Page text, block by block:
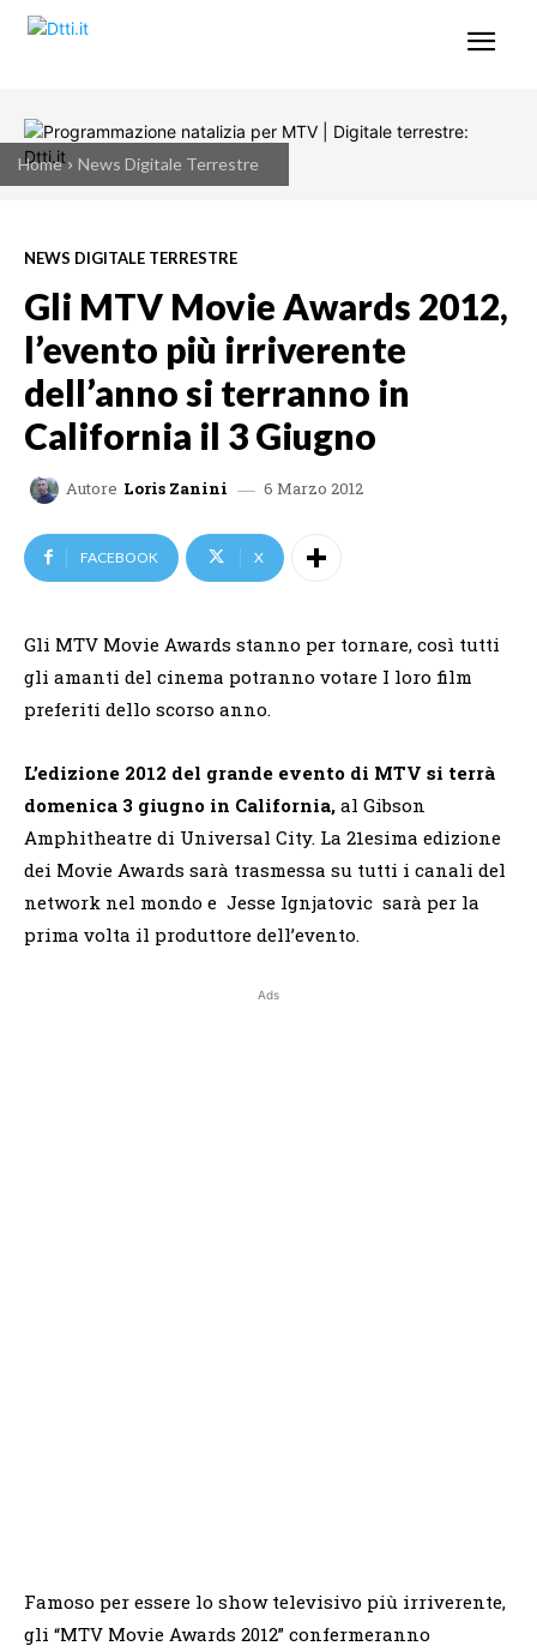
Home News Digitale Terrestre
NEWS DIGITALE TERRESTRE
Gli MTV Movie Awards 2012,
l’evento più irriverente
dell’anno si terranno in
California il 3 Giugno
Autore Loris Zanini 6 Marzo 2012
FACEBOOK X
Gli MTV Movie Awards stanno per tornare, così tutti
gli amanti del cinema potranno votare I loro film
preferiti dello scorso anno.
L’edizione 2012 del grande evento di MTV si terrà
domenica 3 giugno in California, al Gibson
Amphitheatre di Universal City. La 21esima edizione
dei Movie Awards sarà trasmessa su tutti i canali del
network nel mondo e Jesse Ignjatovic sarà per la
prima volta il produttore dell’evento.
Ads
Famoso per essere lo show televisivo più irriverente,
gli “MTV Movie Awards 2012” confermeranno